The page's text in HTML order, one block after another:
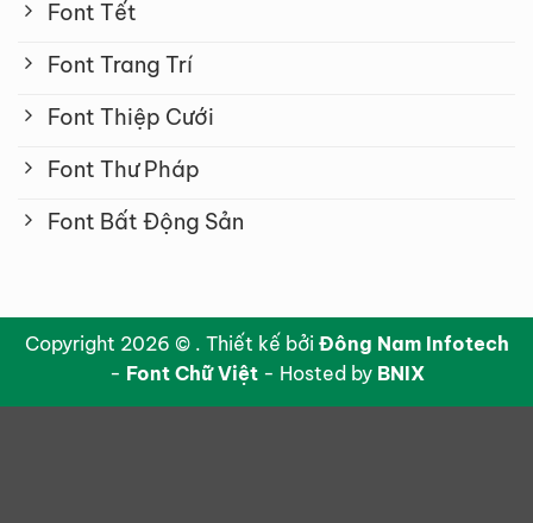
Font Tết
Font Trang Trí
Font Thiệp Cưới
Font Thư Pháp
Font Bất Động Sản
Copyright 2026 © . Thiết kế bởi Đông Nam Infotech
- Font Chữ Việt- Hosted by BNIX